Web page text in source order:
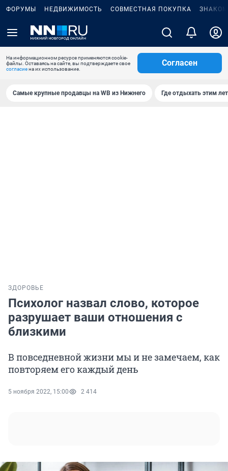
ФОРУМЫ НЕДВИЖИМОСТЬ СОВМЕСТНАЯ ПОКУПКА
На информационном ресурсе применяются cookie-
файлы. Оставаясь на сайте, вы подтверждаете свое
согласиена их использование.
Согласен
Самые крупные продавцы на WB из Нижнего Где отдыхать этим
ЗДОРОВЬЕ
Психолог назвал слово, которое
разрушает ваши отношения с
близкими
В повседневной жизни мы и не замечаем, как
повторяем его каждый день
5 ноября 2022, 15:00 2 414